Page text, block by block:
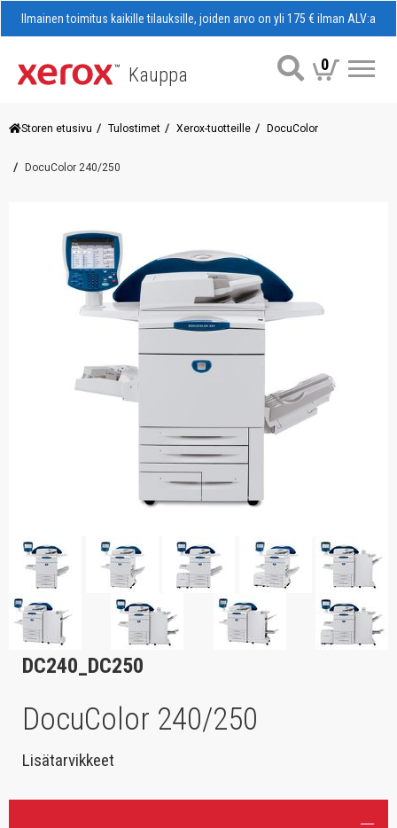
Ilmainen toimitus kaikille tilauksille, joiden arvo on yli 175 € ilman ALV:a
Kauppa 0
Storen etusivu Tulostimet Xerox-tuotteille DocuColor
DocuColor 240/250
DC240_DC250
DocuColor 240/250
Lisätarvikkeet